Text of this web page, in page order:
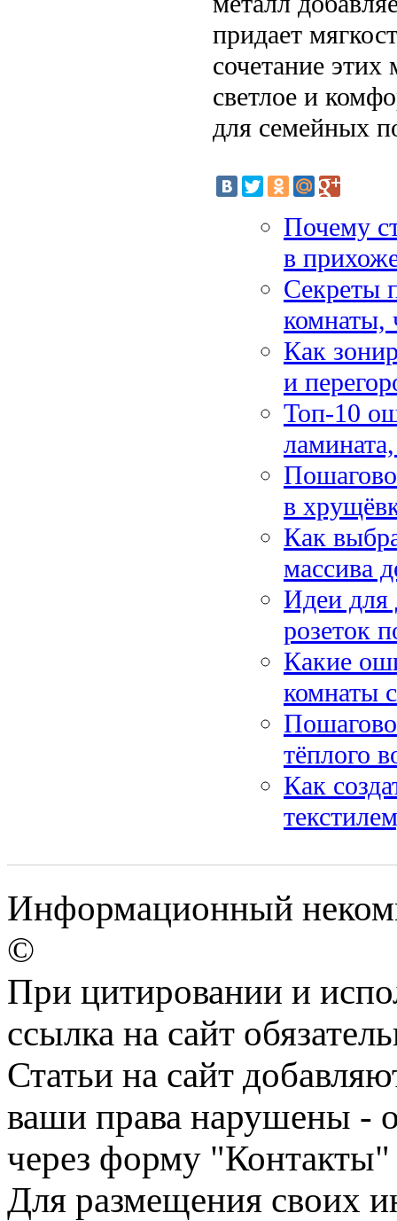
придает
сочетание этих
светлое и
для семейных
Почему
в
Секреты
комнаты,
Как
и
Топ-10
в
Как
массива
Идеи для
розеток
Какие
комнаты
тёплого
Как
Информационный
©
При цитировании и
ссылка на сайт
Статьи на сайт
ваши права нарушены -
через форму "Контакты"
Для размещения своих